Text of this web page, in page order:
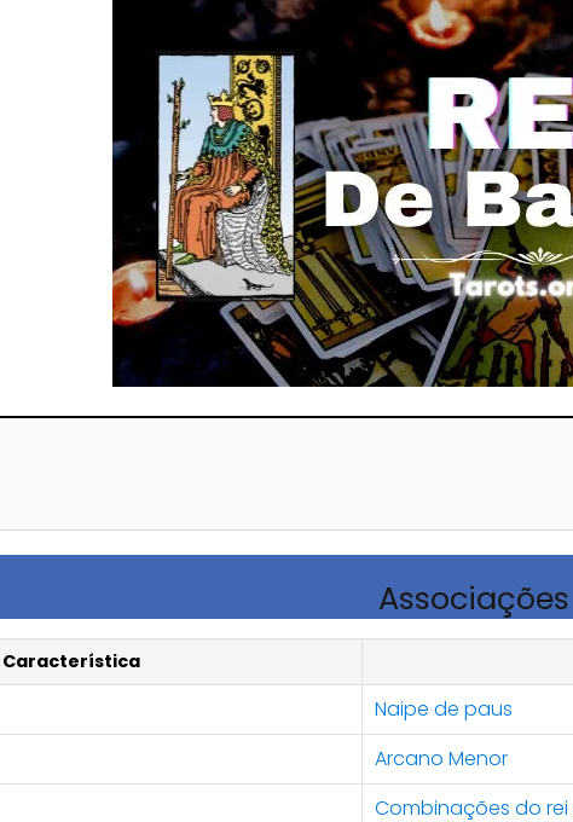
Associações
Característica
Naipe de paus
Arcano Menor
Combinações do